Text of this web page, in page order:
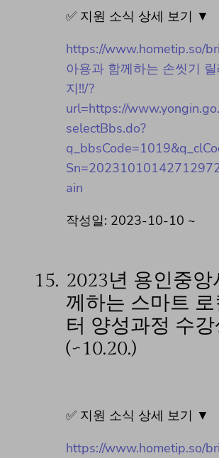
✅ 지원 소식 상세 보기 ▼
https://www.hometip.so/
아용과 함께하는 손씻기
지!!/?
url=https://
selectBbs.do?
ain
작성일: 2023-10-10 ~
15. 2023년 용인중
께하는 스마트 로
터 양성과정 수강
(~10.20.)
✅ 지원 소식 상세 보기 ▼
https://www.hometip.so/